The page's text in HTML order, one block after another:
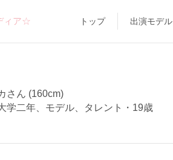
ィア☆ トップ 出演モデル
さん (160cm)
学二年、モデル、タレント・19歳